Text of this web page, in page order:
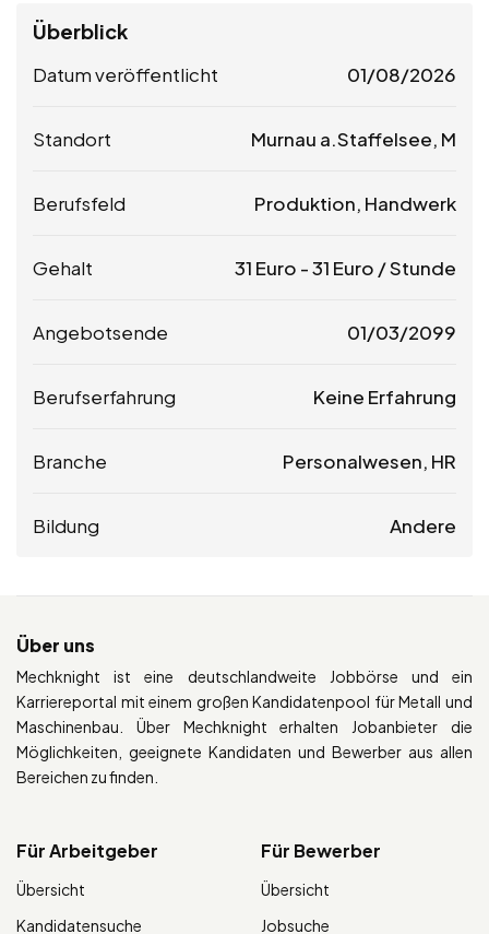
Überblick
Datum veröffentlicht 01/08/2026
Standort Murnau a.Staffelsee, M
Berufsfeld Produktion, Handwerk
Gehalt 31 Euro -31 Euro / Stunde
Angebotsende 01/03/2099
Berufserfahrung Keine Erfahrung
Branche Personalwesen, HR
Bildung Andere
Über uns
Mechknight ist eine deutschlandweite Jobbörse und ein
Karriereportal mit einem großen Kandidatenpool für Metall und
Maschinenbau. Über Mechknight erhalten Jobanbieter die
Möglichkeiten, geeignete Kandidaten und Bewerber aus allen
Bereichen zu finden.
Für Arbeitgeber
Übersicht
Kandidatensuche
Für Bewerber
Übersicht
Jobsuche